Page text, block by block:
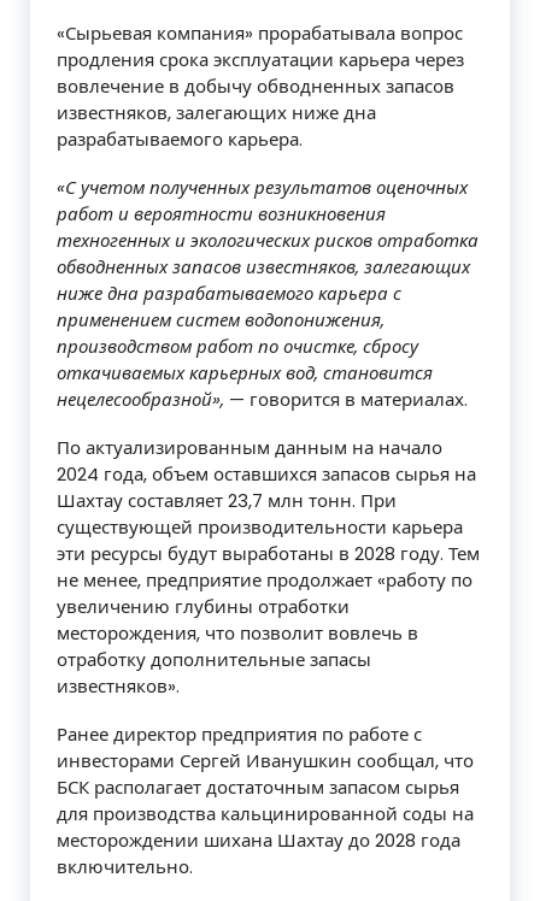
«Сырьевая компания» прорабатывала вопрос
продления срока эксплуатации карьера через
вовлечение в добычу обводненных запасов
известняков, залегающих ниже дна
разрабатываемого карьера.
«С учетом полученных результатов оценочных
работ и вероятности возникновения
техногенных и экологических рисков отработка
обводненных запасов известняков, залегающих
ниже дна разрабатываемого карьера с
применением систем водопонижения,
производством работ по очистке, сбросу
откачиваемых карьерных вод, становится
нецелесообразной», — говорится в материалах.
По актуализированным данным на начало
2024 года, объем оставшихся запасов сырья на
Шахтау составляет 23,7 млн тонн. При
существующей производительности карьера
эти ресурсы будут выработаны в 2028 году. Тем
не менее, предприятие продолжает «работу по
увеличению глубины отработки
месторождения, что позволит вовлечь в
отработку дополнительные запасы
известняков».
Ранее директор предприятия по работе с
инвесторами Сергей Иванушкин сообщал, что
БСК располагает достаточным запасом сырья
для производства кальцинированной соды на
месторождении шихана Шахтау до 2028 года
включительно.